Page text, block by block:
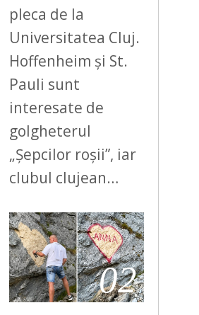
pleca de la
Universitatea Cluj.
Hoffenheim și St.
Pauli sunt
interesate de
golgheterul
„Șepcilor roșii”, iar
clubul clujean…
02